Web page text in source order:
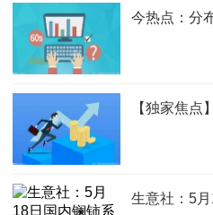
今热点：分
【独家焦点
生意社：5